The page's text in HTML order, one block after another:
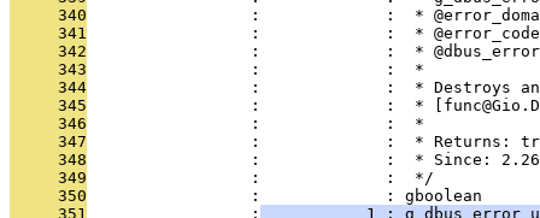
     340
:             :  *
     341
:             :  *
     342
:             :  *
     343
                 :             :  *
     344
:             :  * Destroys
     345
:             :  *
     346
                 :             :  *
     347
:             :  * Returns:
     348
                 :             :  * Since: 2.26
     349
                 :             :  */
     350
                 :             : gboolean
     351
                 :
1 :